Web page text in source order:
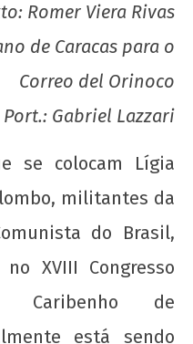
“políticas anti-
direita” de
Romer Viera Rivas
de Caracas para o
Correo del Orinoco
Port.: Gabriel Lazzari
se colocam Lígia
militantes da
do Brasil,
XVIII Congresso
Caribenho de
está sendo